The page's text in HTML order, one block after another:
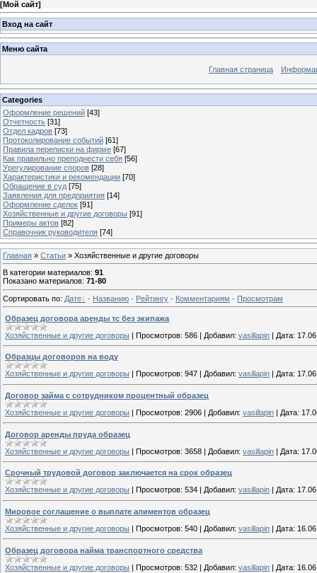
[Мой сайт]
Вход на сайт
Меню сайта
Главная страница
Categories
Оформление решений [43]
Отчетность [31]
Отдел кадров [73]
Протоколирование событий [61]
Правила переписки на фирме [67]
Как правильно преподнести себя [56]
Урегулирование споров [28]
Характеристики и рекомендации [70]
Обращение в суд [75]
Заявления для предприятия [14]
Оформление сделок [91]
Хозяйственные и другие договоры [91]
Примеры актов [82]
Справочник руководителя [74]
Главная » Статьи » Хозяйственные и другие договоры
В категории материалов: 91
Показано материалов: 71-80
Сортировать по: Дате · Названию · Рейтингу · Комментариям · Просмотрам
Образец договора аренды тс без экипажа
Хозяйственные и другие договоры | Просмотров: 586 | Добавил: vasillapin | Дата:
Образцы договоров на воду
Хозяйственные и другие договоры
Просмотров: 947 Добавил: vasillapin Дата:
Договор займа с сотрудником процентный образец
Хозяйственные и другие договоры | Просмотров: 2906 | Добавил: vasillapin | Дата:
Договор аренды пруда образец
Хозяйственные и другие договоры | Просмотров: 3658 | Добавил: vasillapin | Дата:
Срочный трудовой договор заключается на срок образец
Хозяйственные и другие договоры
Просмотров: 534 Добавил: vasillapin Дата:
Мировое соглашение о выплате алиментов образец
Хозяйственные и другие договоры | Просмотров: 540 | Добавил: vasillapin | Дата:
Образец договора найма транспортного средства
Хозяйственные и другие договоры | Просмотров: 532 | Добавил: vasillapin | Дата: